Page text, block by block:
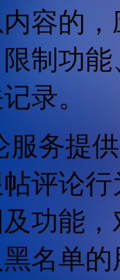
容的
制功
录。
服务提
评论
功能
名单